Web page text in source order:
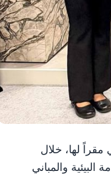
مقراً لها، خلال
في مجالات الاستدامة البيئية والمباني